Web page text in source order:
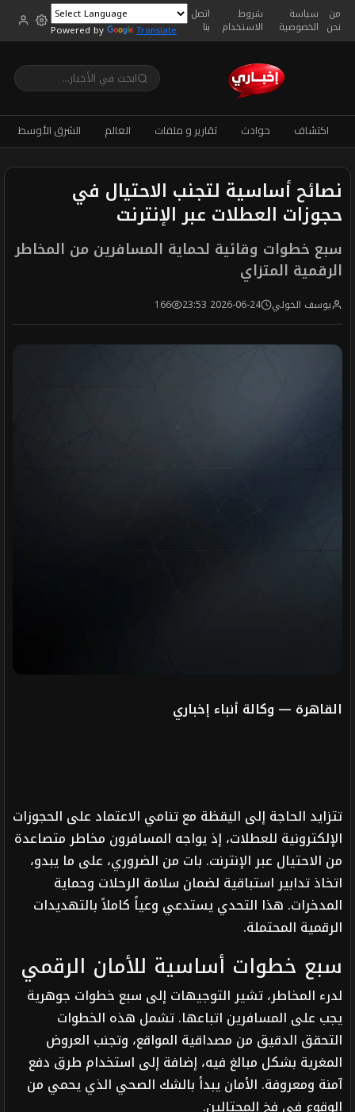
من
نحن
سياسة
الخصوصية
شروط
الاستخدام
اتصل
بنا Powered by Translate
اكتشاف حوادث تقارير و ملفات العالم الشرق الأوسط
نصائح أساسية لتجنب الاحتيال في
حجوزات العطلات عبر الإنترنت
سبع خطوات وقائية لحماية المسافرين من المخاطر
الرقمية المتزاي
يوسف الخولي 2026-06-24 23:53
166
القاهرة — وكالة أنباء إخباري
تتزايد الحاجة إلى اليقظة مع تنامي الاعتماد على الحجوزات
الإلكترونية للعطلات، إذ يواجه المسافرون مخاطر متصاعدة
من الاحتيال عبر الإنترنت. بات من الضروري، على ما يبدو،
اتخاذ تدابير استباقية لضمان سلامة الرحلات وحماية
المدخرات. هذا التحدي يستدعي وعياً كاملاً بالتهديدات
الرقمية المحتملة.
سبع خطوات أساسية للأمان الرقمي
لدرء المخاطر، تشير التوجيهات إلى سبع خطوات جوهرية
يجب على المسافرين اتباعها. تشمل هذه الخطوات
التحقق الدقيق من مصداقية المواقع، وتجنب العروض
المغرية بشكل مبالغ فيه، إضافة إلى استخدام طرق دفع
آمنة ومعروفة. الأمان يبدأ بالشك الصحي الذي يحمي من
الوقوع في فخ المحتالين.